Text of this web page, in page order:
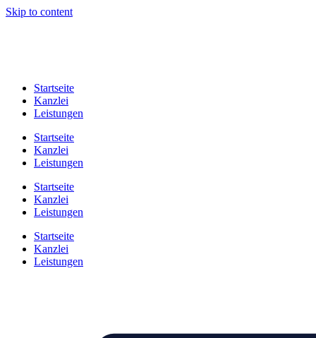
Skip to content
Startseite
Kanzlei
Leistungen
Startseite
Kanzlei
Leistungen
Startseite
Kanzlei
Leistungen
Startseite
Kanzlei
Leistungen